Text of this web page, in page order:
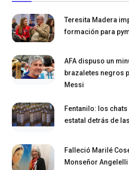
Teresita Madera
formación para
AFA dispuso un
brazaletes negros
Messi
Fentanilo: los
estatal detrás de
Falleció Marilé
Monseñor Angelelli